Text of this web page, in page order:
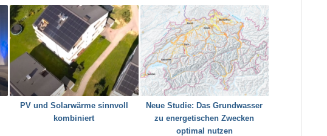
PV und Solarwärme sinnvoll
kombiniert
Neue Studie: Das Grundwasser
zu energetischen Zwecken
optimal nutzen